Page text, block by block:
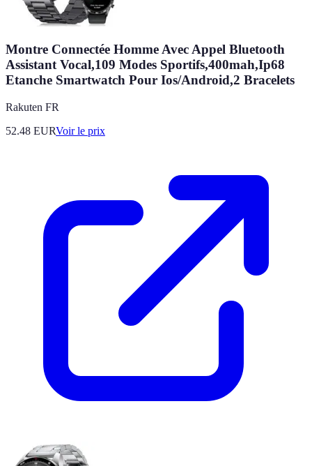
Montre Connectée Homme Avec Appel Bluetooth
Assistant Vocal,109 Modes Sportifs,400mah,Ip68
Etanche Smartwatch Pour Ios/Android,2 Bracelets
Rakuten FR
52.48 EURVoir le prix